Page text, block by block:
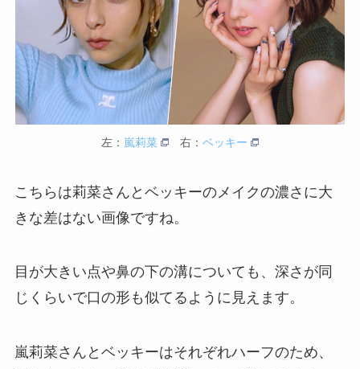
左： 嵐莉菜 右： ベッキー
こちらは莉菜さんとベッキーのメイクの濃さに大
きな差はない画像ですね。
目が大きい点や鼻の下の溝についても、深さが同
じくらいで口の形も似てるように見えます。
嵐莉菜さんとベッキーはそれぞれハーフのため、